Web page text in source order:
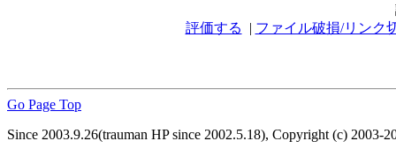
評価する | ファイル破損/リンク
Go Page Top
Since 2003.9.26(trauman HP since 2002.5.18), Copyright (c)